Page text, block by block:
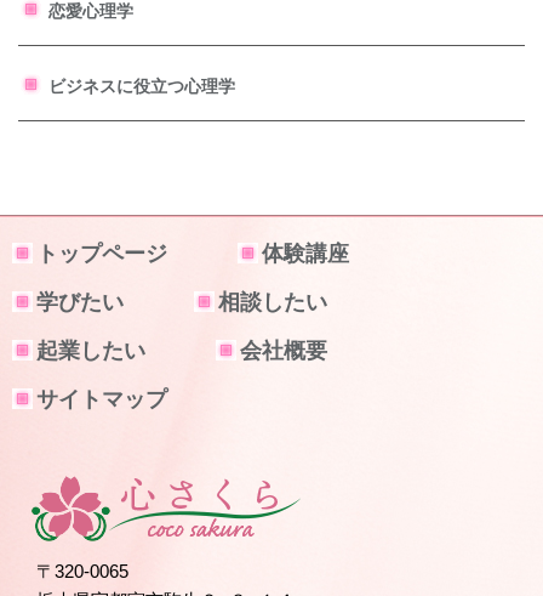
恋愛心理学
ビジネスに役立つ心理学
トップページ
体験講座
学びたい
相談したい
起業したい
会社概要
サイトマップ
〒320-0065